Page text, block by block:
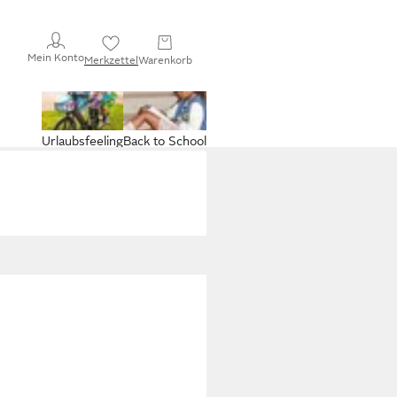
Mein KontoMerkzettelWarenkorb
Back to School
Urlaubsfeeling